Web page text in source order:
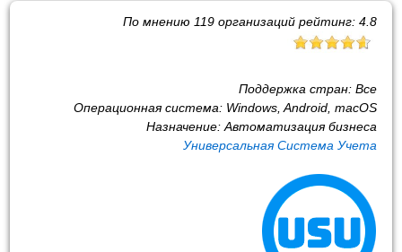
По мнению 119организаций рейтинг: 4.8
Поддержка стран: Все
Операционная система: Windows, Android, macOS
Назначение: Автоматизация бизнеса
Универсальная Система Учета